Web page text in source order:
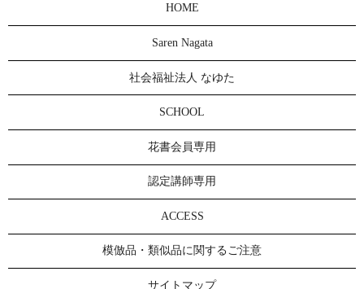
HOME
Saren Nagata
社会福祉法人 なゆた
SCHOOL
花書会員専用
認定講師専用
ACCESS
模倣品・類似品に関するご注意
サイトマップ